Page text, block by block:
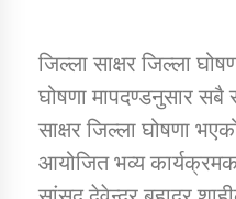
डिभिजन
जिल्ला साक्षर जिल्ला
घोषणा मापदण्डनुसार
साक्षर जिल्ला घोषणा
आयोजित भव्य